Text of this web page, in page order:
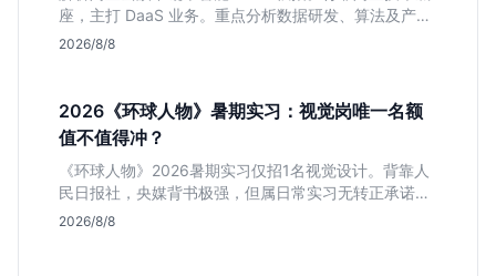
座，主打 DaaS 业务。重点分析数据研发、算法及产品
岗的硬性要求，评估 B 端数据路线的成长曲线与抗压挑
2026/8/8
2026《环球人物》暑期实习：视觉岗唯一名额
值不值得冲？
《环球人物》2026暑期实习仅招1名视觉设计。背靠人
民日报社，央媒背书极强，但属日常实习无转正承诺。
适合追求高含金量简历、能接受严谨流程的设计生，想
2026/8/8